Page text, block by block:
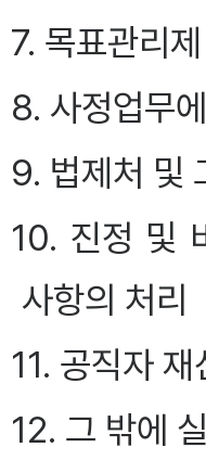
7. 목표관리
8. 사정업무
9. 법제처 및
10. 진정 및
사항의 처리
11. 공직자
12. 그 밖에